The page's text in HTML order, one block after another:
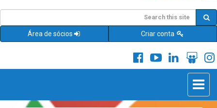
Área de sócios Criar conta
Toggle